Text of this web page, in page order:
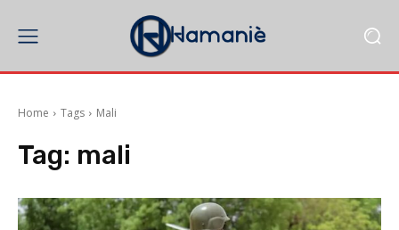
Home Tags Mali
Tag: mali